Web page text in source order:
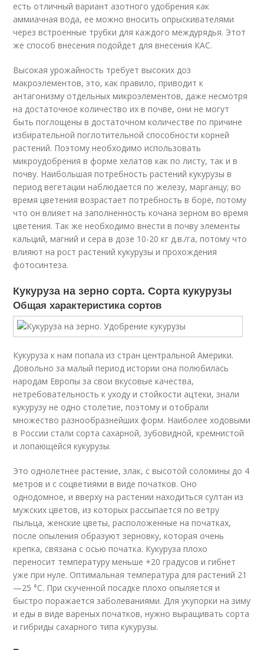
есть отличный вариант азотного удобрения как
аммиачная вода, ее можно вносить опрыскивателями
через встроенные трубки для каждого междурядья. Этот
же способ внесения подойдет для внесения КАС.
Высокая урожайность требует высоких доз
макроэлементов, это, как правило, приводит к
антагонизму отдельных микроэлементов, даже несмотря
на достаточное количество их в почве, они не могут
быть поглощены в достаточном количестве по причине
избирательной поглотительной способности корней
растений. Поэтому необходимо использовать
микроудобрения в форме хелатов как по листу, так и в
почву. Наибольшая потребность растений кукурузы в
период вегетации наблюдается по железу, марганцу; во
время цветения возрастает потребность в боре, потому
что он влияет на заполненность кочана зерном во время
цветения. Так же необходимо внести в почву элементы
кальций, магний и сера в дозе 10-20 кг д.в./га, потому что
влияют на рост растений кукурузы и прохождения
фотосинтеза.
Кукуруза на зерно сорта. Сорта кукурузы
Общая характеристика сортов
Кукуруза к нам попала из стран центральной Америки.
Довольно за малый период истории она полюбилась
народам Европы за свои вкусовые качества,
нетребовательность к уходу и стойкости ацтеки, знали
кукурузу не одно столетие, поэтому и отобрали
множество разнообразнейших форм. Наиболее ходовыми
в России стали сорта сахарной, зубовидной, кремнистой
и лопающейся кукурузы.
Это однолетнее растение, злак, с высотой соломины до 4
метров и с соцветиями в виде початков. Оно
однодомное, и вверху на растении находиться султан из
мужских цветов, из которых рассыпается по ветру
пыльца, женские цветы, расположенные на початках,
после опыления образуют зерновку, которая очень
крепка, связана с осью початка. Кукуруза плохо
переносит температуру меньше +20 градусов и гибнет
уже при нуле. Оптимальная температура для растений 21
—25 °C. При скученной посадке плохо опыляется и
быстро поражается заболеваниями. Для укупорки на зиму
и еды в виде вареных початков, нужно выращивать сорта
и гибриды сахарного типа кукурузы.